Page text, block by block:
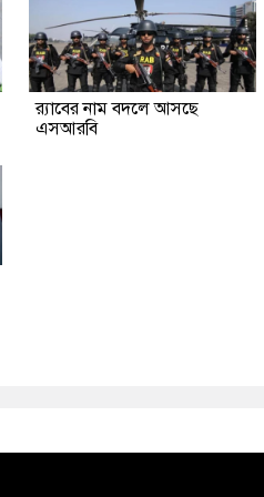
র‍্যাবের নাম বদলে আসছে
এসআরবি